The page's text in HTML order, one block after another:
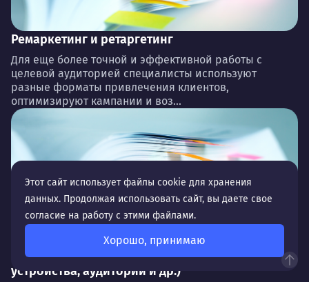
Ремаркетинг и ретаргетинг
Для еще более точной и эффективной работы с
целевой аудиторией специалисты используют
разные форматы привлечения клиентов,
оптимизируют кампании и воз...
Настройка таргетинга (география, время,
устройства, аудитории и др.)
Этот сайт использует файлы cookie для хранения
данных. Продолжая использовать сайт, вы даете свое
согласие на работу с этими файлами.
Хорошо, принимаю